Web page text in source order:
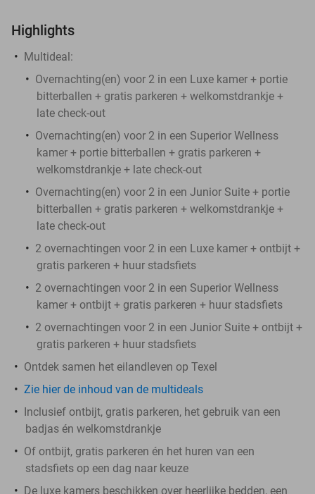
Highlights
Multideal:
Overnachting(en) voor 2 in een Luxe kamer + portie
bitterballen + gratis parkeren + welkomstdrankje +
late check-out
Overnachting(en) voor 2 in een Superior Wellness
kamer + portie bitterballen + gratis parkeren +
welkomstdrankje + late check-out
Overnachting(en) voor 2 in een Junior Suite + portie
bitterballen + gratis parkeren + welkomstdrankje +
late check-out
2 overnachtingen voor 2 in een Luxe kamer + ontbijt +
gratis parkeren + huur stadsfiets
2 overnachtingen voor 2 in een Superior Wellness
kamer + ontbijt + gratis parkeren + huur stadsfiets
2 overnachtingen voor 2 in een Junior Suite + ontbijt +
gratis parkeren + huur stadsfiets
Ontdek samen het eilandleven op Texel
Zie hier de inhoud van de multideals
Inclusief ontbijt, gratis parkeren, het gebruik van een
badjas én welkomstdrankje
Of ontbijt, gratis parkeren én het huren van een
stadsfiets op een dag naar keuze
De luxe kamers beschikken over heerlijke bedden, een